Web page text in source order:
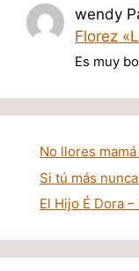
wendy
Florez
Es muy
No llores
Si tú más
El Hijo É Dora